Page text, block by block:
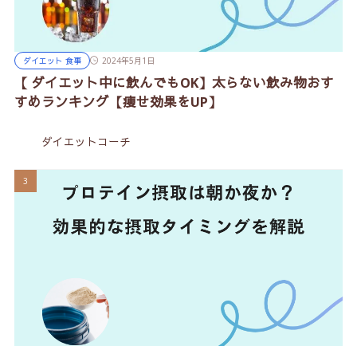
ダイエット 食事 2024年5月1日
【 ダイエット中に飲んでもOK】太らない飲み物おす
すめランキング【痩せ効果をUP】
ダイエットコーチ